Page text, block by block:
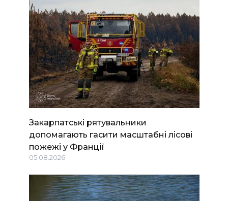
Закарпатські рятувальники
допомагають гасити масштабні лісові
пожежі у Франції
05.08.2026